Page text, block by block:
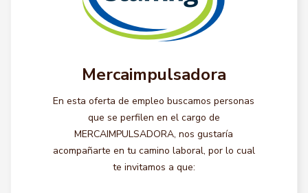
Mercaimpulsadora
En esta oferta de empleo buscamos personas
que se perfilen en el cargo de
MERCAIMPULSADORA, nos gustaría
acompañarte en tu camino laboral, por lo cual
te invitamos a que: